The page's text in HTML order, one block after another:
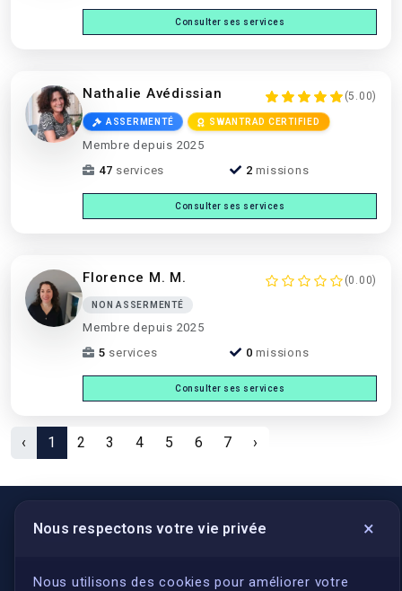
Consulter ses services
Nathalie Avédissian (5.00)
ASSERMENTÉ SWANTRAD CERTIFIED
Membre depuis 2025
47 services 2 missions
Consulter ses services
Florence M. M. (0.00)
NON ASSERMENTÉ
Membre depuis 2025
5 services 0 missions
Consulter ses services
‹ 1 2 3 4 5 6 7 ›
Nous respectons votre vie privée ×
Nous utilisons des cookies pour améliorer votre
LIENS UTILES
S'inscrire